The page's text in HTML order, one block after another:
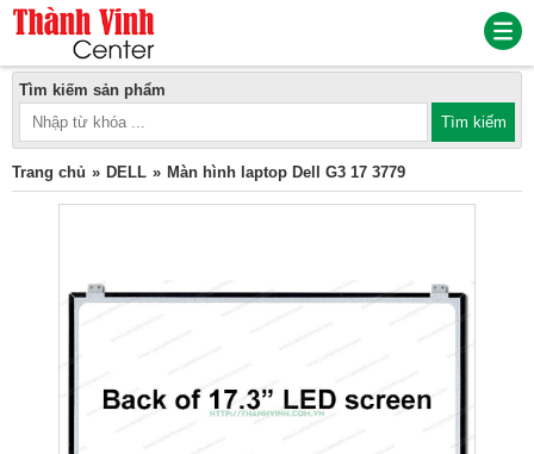
Tìm kiếm sản phẩm
Trang chủ DELL Màn hình laptop Dell G3 17 3779